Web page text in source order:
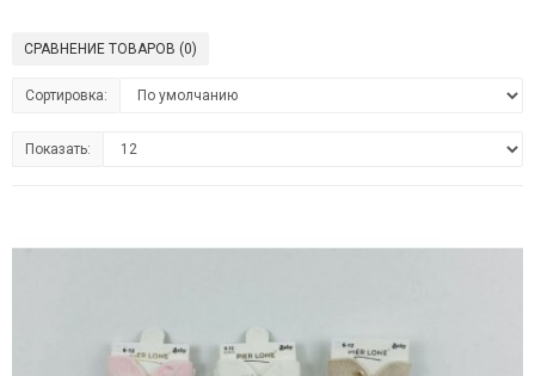
СРАВНЕНИЕ ТОВАРОВ (0)
Сортировка:
Показать: